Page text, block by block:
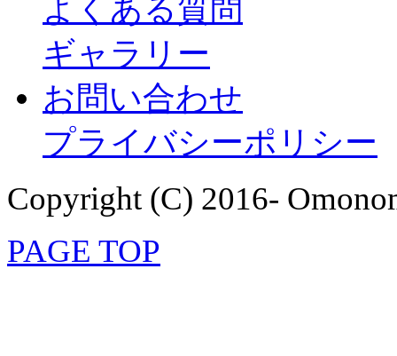
よくある質問
ギャラリー
お問い合わせ
プライバシーポリシー
Copyright (C) 2016-
PAGE TOP